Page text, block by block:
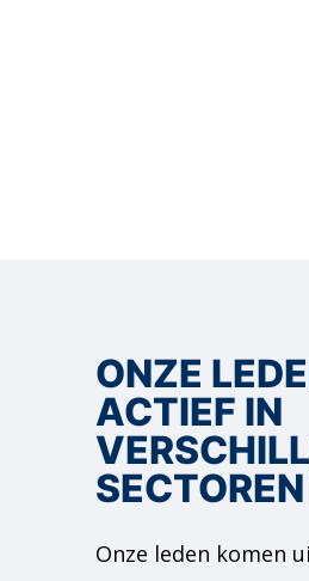
ONZE
ACTIEF IN
Onze leden komen